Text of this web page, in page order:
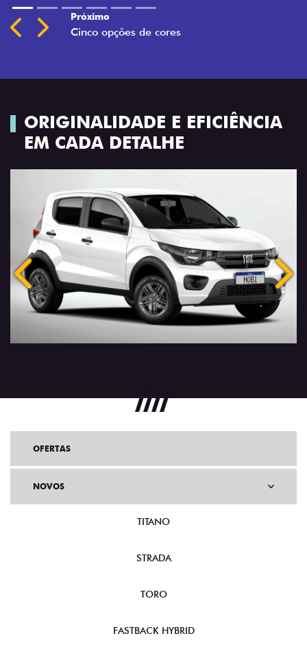
PreviousNext
ORIGINALIDADE E EFICIÊNCIA
EM CADA DETALHE
Anterior
OFERTAS
NOVOS
TITANO
STRADA
TORO
FASTBACK HYBRID